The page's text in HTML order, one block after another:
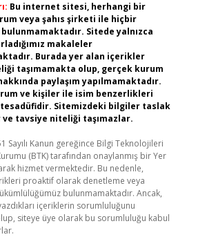
Bu internet sitesi, herhangi bir
veya şahıs şirketi ile hiçbir
bulunmamaktadır. Sitede yalnızca
makaleler
Burada yer alan içerikler
taşımamakta olup, gerçek kurum
paylaşım yapılmamaktadır.
ve kişiler ile isim benzerlikleri
Sitemizdeki bilgiler taslak
tavsiye niteliği taşımazlar.
Sayılı Kanun gereğince Bilgi Teknolojileri
(BTK) tarafından onaylanmış bir Yer
hizmet vermektedir. Bu nedenle,
proaktif olarak denetleme veya
bulunmamaktadır. Ancak,
içeriklerin sorumluluğunu
siteye üye olarak bu sorumluluğu kabul